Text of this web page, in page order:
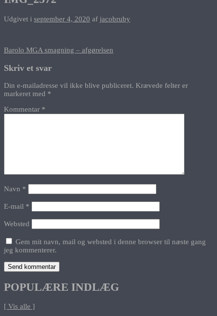
Udgivet i september 4, 2020 af jacobruby
Indlægsnavigation
Barolo MGA smagning – afgørelsen
Skriv et svar
Din e-mailadresse vil ikke blive publiceret. Krævede felter er
markeret med *
Kommentar *
Navn *
E-mail *
Websted
Gem mit navn, mail og websted i denne browser til næste gang
jeg kommenterer.
POPULÆRE INDLÆG
[ Vis alle ]